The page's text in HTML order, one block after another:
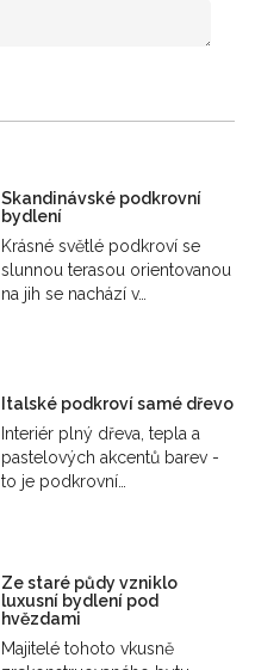
Skandinávské podkrovní
bydlení
Krásné světlé podkroví se
slunnou terasou orientovanou
na jih se nachází v…
Italské podkroví samé dřevo
Interiér plný dřeva, tepla a
pastelových akcentů barev -
to je podkrovní…
Ze staré půdy vzniklo
luxusní bydlení pod
hvězdami
Majitelé tohoto vkusně